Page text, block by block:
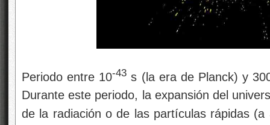
Periodo entre 10-43 s (la era de Planck) y
Durante este periodo, la expansión del
de la radiación o de las partículas rápidas